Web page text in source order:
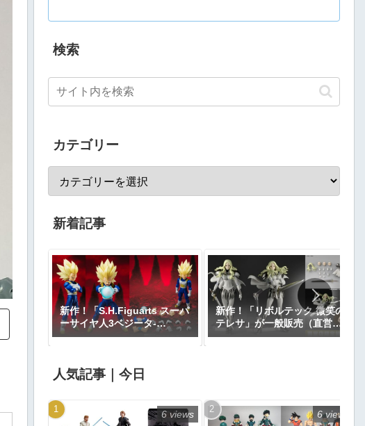
検索
カテゴリー
新着記事
新作！「S.H.Figuarts スーパ
ーサイヤ人3ベジータ-
DAIMA-」がプレミアムバン
円｜発売日2027年1月予定
新作！「リボルテック 微笑の
テレサ」が一般販売（直営店
限定特典あり）で登場！
人気記事｜今日
6 views 6 views